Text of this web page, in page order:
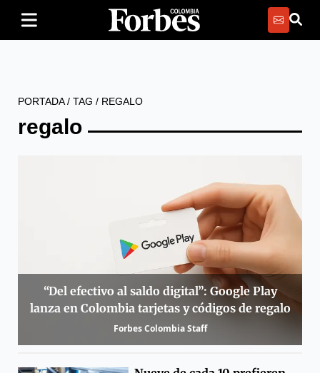
PORTADA/ TAG / REGALO
regalo
“Del efectivo al saldo digital”: Google Play
lanza en Colombia tarjetas y códigos de regalo
Forbes Colombia Staff